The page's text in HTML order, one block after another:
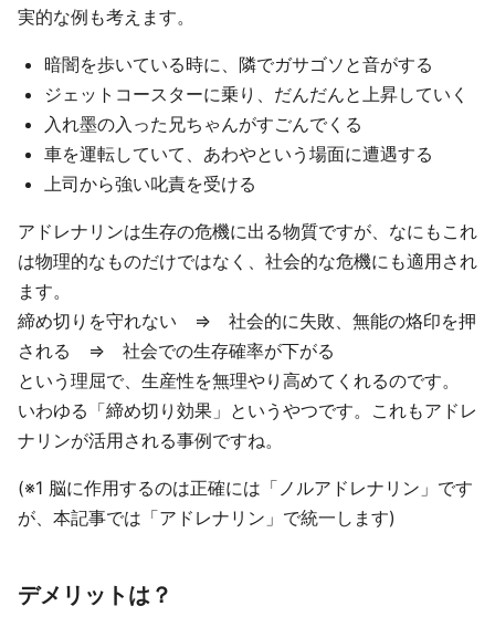
実的な例も考えます。
暗闇を歩いている時に、隣でガサゴソと音がする
ジェットコースターに乗り、だんだんと上昇していく
入れ墨の入った兄ちゃんがすごんでくる
車を運転していて、あわやという場面に遭遇する
上司から強い叱責を受ける
アドレナリンは生存の危機に出る物質ですが、なにもこれ
は物理的なものだけではなく、社会的な危機にも適用され
ます。
締め切りを守れない ⇒ 社会的に失敗、無能の烙印を押
される ⇒ 社会での生存確率が下がる
という理屈で、生産性を無理やり高めてくれるのです。
いわゆる「締め切り効果」というやつです。これもアドレ
ナリンが活用される事例ですね。
(※1 脳に作用するのは正確には「ノルアドレナリン」です
が、本記事では「アドレナリン」で統一します)
デメリットは？